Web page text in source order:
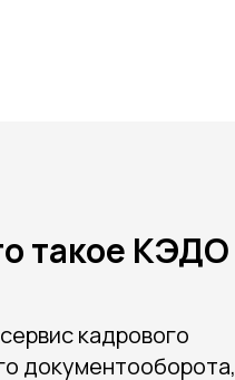
такое КЭДО
кадрового
документооборота,